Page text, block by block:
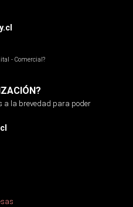
- Comercial?
a la brevedad para poder